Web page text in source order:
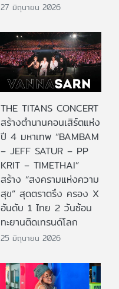
27 มิถุนายน 2026
THE TITANS CONCERT
สร้างตำนานคอนเสิร์ตแห่ง
ปี 4 มหาเทพ “BAMBAM
– JEFF SATUR – PP
KRIT – TIMETHAI”
สร้าง “สงครามแห่งความ
สุข” สุดตราตรึง ครอง X
อันดับ 1 ไทย 2 วันซ้อน
ทะยานติดเทรนด์โลก
25 มิถุนายน 2026